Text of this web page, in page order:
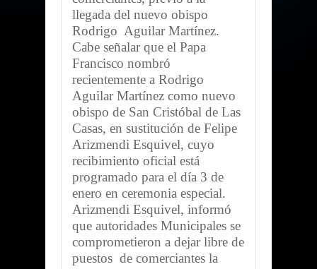
llegada del nuevo obispo
Rodrigo Aguilar Martínez.
Cabe señalar que el Papa
Francisco nombró
recientemente a Rodrigo
Aguilar Martínez como nuevo
obispo de San Cristóbal de Las
Casas, en sustitución de Felipe
Arizmendi Esquivel, cuyo
recibimiento oficial está
programado para el día 3 de
enero en ceremonia especial.
Arizmendi Esquivel, informó
que autoridades Municipales se
comprometieron a dejar libre de
puestos de comerciantes la